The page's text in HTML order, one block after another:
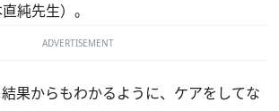
純先生）。
ADVERTISEMENT
果からもわかるように、ケアをしてな